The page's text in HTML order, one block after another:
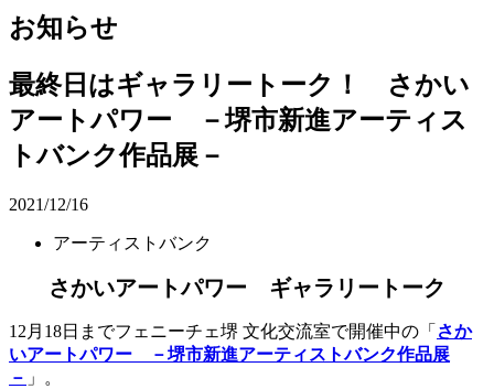
お知らせ
最終日はギャラリートーク！ さかい
アートパワー －堺市新進アーティス
トバンク作品展－
2021/12/16
アーティストバンク
さかいアートパワー ギャラリートーク
12月18日までフェニーチェ堺 文化交流室で開催中の「 さか
いアートパワー －堺市新進アーティストバンク作品展
－ 」。